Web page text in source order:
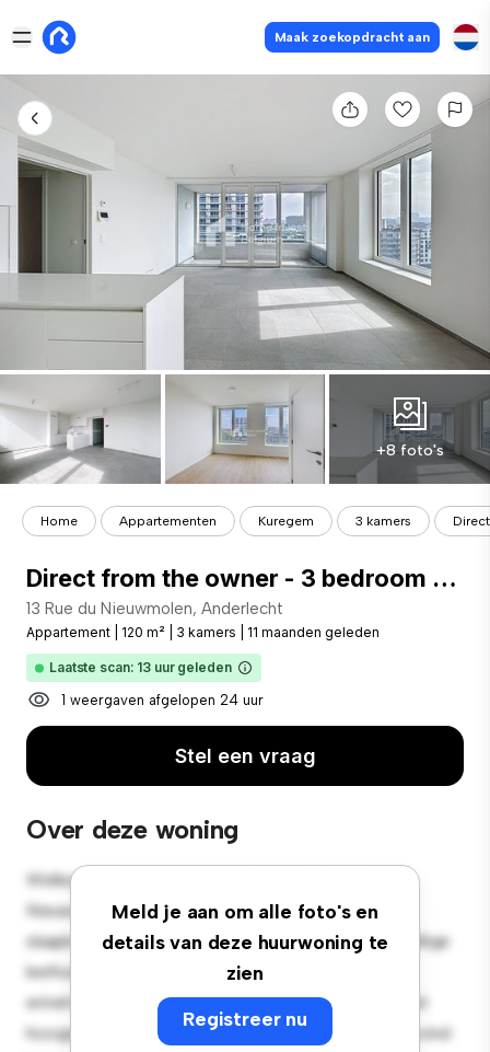
Maak zoekopdracht aan
+8 foto's
Home Appartementen Kuregem 3 kamers
Direct from the owner - 3 bedroom apartment for rent
13 Rue du Nieuwmolen, Anderlecht
Appartement 120 m² 3 kamers 11 maanden geleden
Laatste scan: 13 uur geleden
1 weergaven afgelopen 24 uur
Stel een vraag
Over deze woning
Meld je aan om alle foto's en
details van deze huurwoning te
zien
Registreer nu
Welkom bij je nieuwe toevluchtsoord in 13 Rue du
Nieuwmolen, Anderlecht! Dit moderne 3-
slaapkamerappartement biedt een stijlvolle en gezellige
leefruimte. De open indeling is perfect voor
entertainment en de strakke keuken is uitgerust met
hoogwaardige apparatuur. Dankzij de toplocatie bevind